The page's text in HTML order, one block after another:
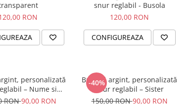
RON
snur reglabil - Busola
120,00 RON
CONFIGUREAZA
personalizată
– Nume si
Fluturas
RON90,00 RON
-40%
Brățară argint, personalizată
șnur reglabil – Sister
150,00 RON90,00 RON